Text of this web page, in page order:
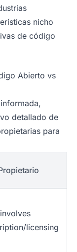
nicho
de código
Abierto vs
detallado de
para
licensing